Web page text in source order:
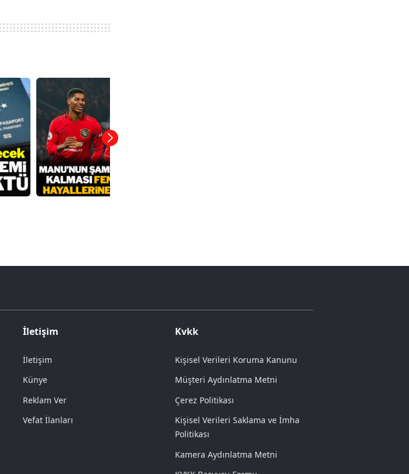
İletişim
İletişim
Künye
Reklam Ver
Vefat İlanları
Kvkk
Kişisel Verileri Koruma Kanunu
Müşteri Aydınlatma Metni
Çerez Politikası
Kişisel Verileri Saklama ve İmha
Politikası
Kamera Aydınlatma Metni